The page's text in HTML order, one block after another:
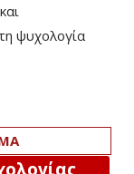
ψυχολογία